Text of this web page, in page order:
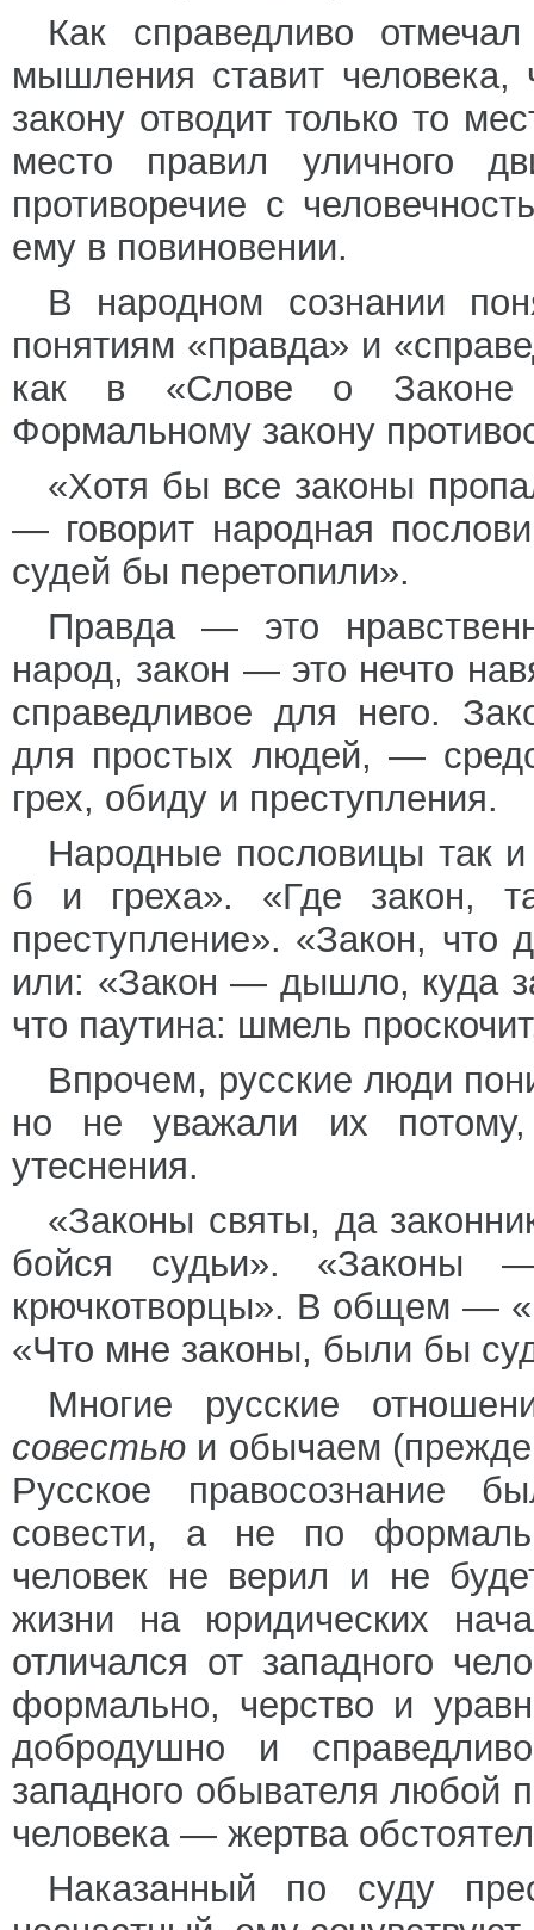
Как справедливо
мышления ставит
закону отводит только то
место правил уличного
противоречие с
ему в повиновении.
В народном сознании
понятиям «правда» и
как в «Слове о
Формальному закону
«Хотя бы все законы
— говорит народная
судей бы перетопили».
Правда — это
народ, закон — это нечто
справедливое для него.
для простых людей, —
грех, обиду и преступления.
Народные пословицы так
б и греха». «Где закон,
преступление». «Закон,
или: «Закон — дышло, куда
что паутина: шмель
Впрочем, русские люди
но не уважали их
утеснения.
«Законы святы, да
бойся судьи». «Законы
крючкотворцы». В общем —
«Что мне законы, были бы
Многие русские
совестью и обычаем (прежде
Русское правосознание
совести, а не по
человек не верил и не
жизни на юридических
отличался от западного
формально, черство и
добродушно и
западного обывателя любой
человека — жертва
Наказанный по суду